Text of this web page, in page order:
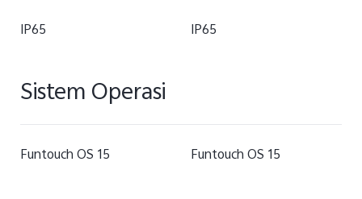
IP65 IP65
Sistem Operasi
Funtouch OS 15 Funtouch OS 15